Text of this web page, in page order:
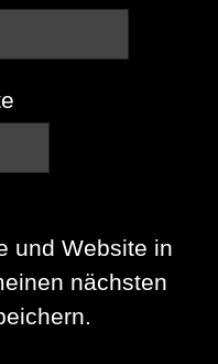
und Website in
nächsten